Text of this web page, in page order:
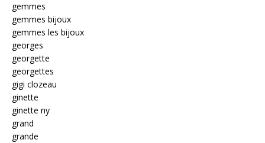
gemmes
gemmes bijoux
gemmes les bijoux
georges
georgette
georgettes
gigi clozeau
ginette
ginette ny
grand
grande